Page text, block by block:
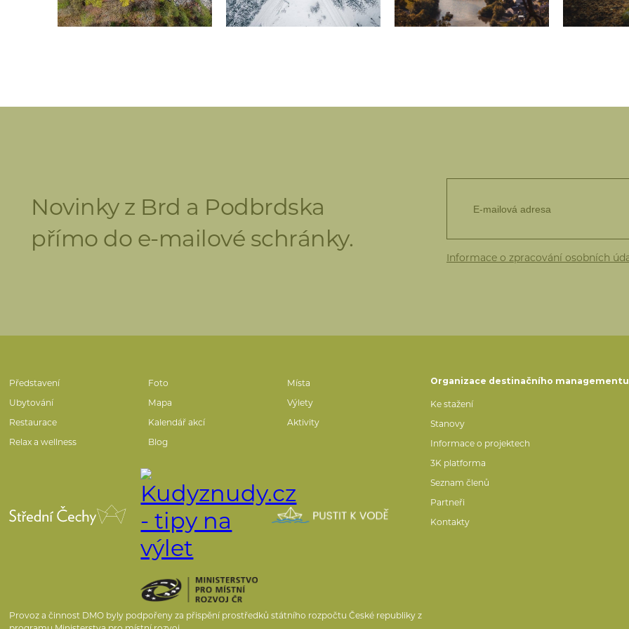
Novinky z Brd a Podbrdska
přímo do e-mailové schránky.
Informace o zpracování osobních
Představení Foto
Místa
Ubytování
Mapa
Výlety
Restaurace
Kalendář akcí
Aktivity
Relax a wellness
Blog
Provoz a činnost DMO byly podpořeny za přispění prostředků státního rozpočtu České republiky z
Organizace destinačního managementu
Ke stažení
Stanovy
Informace o projektech
3K platforma
Seznam členů
Partneři
Kontakty